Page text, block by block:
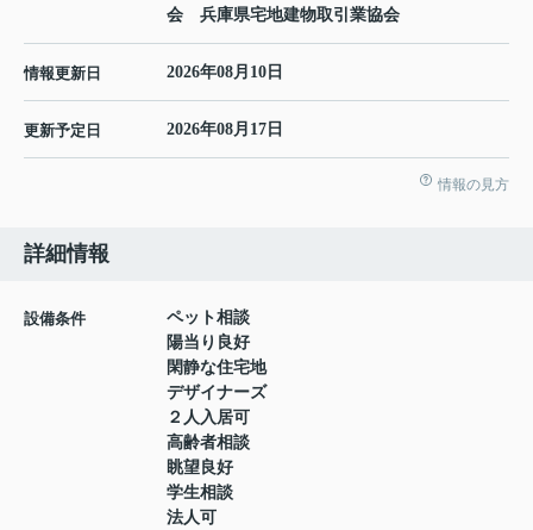
会 兵庫県宅地建物取引業協会
情報更新日 2026年08月10日
更新予定日 2026年08月17日
情報の見方
詳細情報
設備条件
ペット相談
陽当り良好
閑静な住宅地
デザイナーズ
２人入居可
高齢者相談
眺望良好
学生相談
法人可